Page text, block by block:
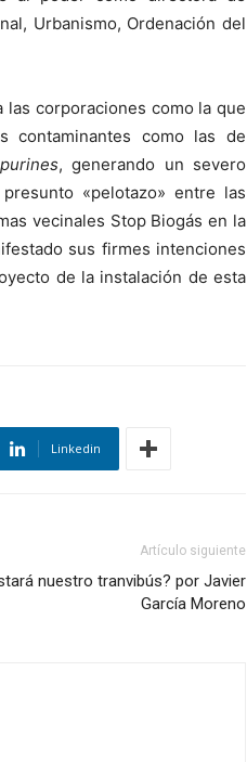
Urbanismo, Ordenación del
corporaciones como la que
contaminantes como las de
purines, generando un severo
«pelotazo» entre las
vecinales Stop Biogás en la
sus firmes intenciones
de la instalación de esta
Linkedin
Artículo siguiente
nuestro tranvibús? por Javier
García Moreno